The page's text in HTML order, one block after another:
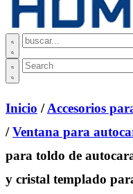
Inicio /Accesorios
/Ventana para
para toldo de
y cristal templado